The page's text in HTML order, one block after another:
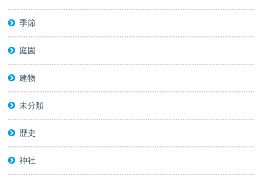
季節
庭園
建物
未分類
歴史
神社